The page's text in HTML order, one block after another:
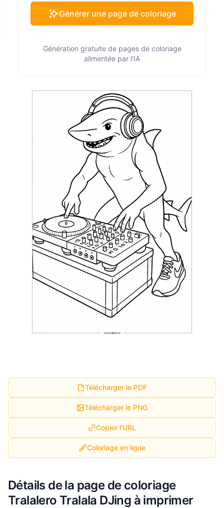
Générer une page de coloriage
Génération gratuite de pages de coloriage
alimentée par l'IA
Télécharger le PDF
Télécharger le PNG
Copier l'URL
Coloriage en ligne
Détails de la page de coloriage
Tralalero Tralala DJing à imprimer